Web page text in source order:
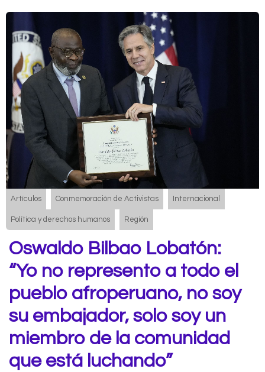
Artículos Conmemoración de Activistas Internacional
Política y derechos humanos Región
Oswaldo Bilbao Lobatón:
“Yo no represento a todo el
pueblo afroperuano, no soy
su embajador, solo soy un
miembro de la comunidad
que está luchando”